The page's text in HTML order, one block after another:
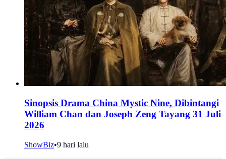
Sinopsis Drama China Mystic Nine, Dibintangi
William Chan dan Joseph Zeng Tayang 31 Juli
2026
ShowBiz•9 hari lalu